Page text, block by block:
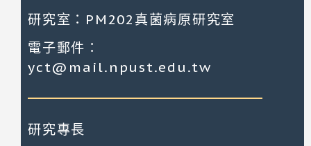
研究室：PM202真菌病原研究室
電子郵件：
yct@mail.npust.edu.tw
研究專長